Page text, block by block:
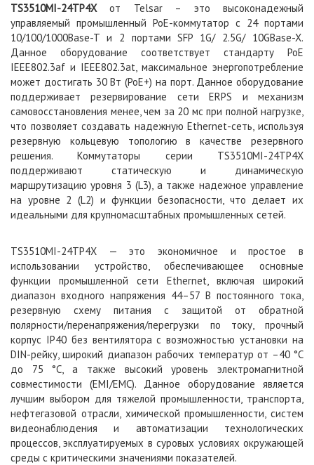
TS3510MI-24TP4Xот Telsar – это высоконадежный
управляемый промышленный PoE-коммутатор с 24 портами
10/100/1000Base-T и 2 портами SFP 1G/ 2.5G/ 10GBase-X.
Данное оборудование соответствует стандарту PoE
IEEE802.3af и IEEE802.3at, максимальное энергопотребление
может достигать 30 Вт (PoE+) на порт. Данное оборудование
поддерживает резервирование сети ERPS и механизм
самовосстановления менее, чем за 20 мс при полной нагрузке,
что позволяет создавать надежную Ethernet-сеть, используя
резервную кольцевую топологию в качестве резервного
решения. Коммутаторы серии TS3510MI-24TP4X
поддерживают статическую и динамическую
маршрутизацию уровня 3 (L3), а также надежное управление
на уровне 2 (L2) и функции безопасности, что делает их
идеальными для крупномасштабных промышленных сетей.
TS3510MI-24TP4X — это экономичное и простое в
использовании устройство, обеспечивающее основные
функции промышленной сети Ethernet, включая широкий
диапазон входного напряжения 44–57 В постоянного тока,
резервную схему питания с защитой от обратной
полярности/перенапряжения/перегрузки по току, прочный
корпус IP40 без вентилятора с возможностью установки на
DIN-рейку, широкий диапазон рабочих температур от –40 °C
до 75 °C, а также высокий уровень электромагнитной
совместимости (EMI/EMC). Данное оборудование является
лучшим выбором для тяжелой промышленности, транспорта,
нефтегазовой отрасли, химической промышленности, систем
видеонаблюдения и автоматизации технологических
процессов, эксплуатируемых в суровых условиях окружающей
среды с критическими значениями показателей.